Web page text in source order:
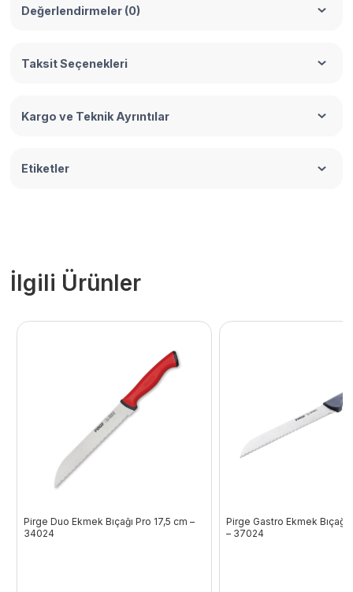
Değerlendirmeler (0)
Taksit Seçenekleri
Kargo ve Teknik Ayrıntılar
Etiketler
İlgili Ürünler
Pirge Duo Ekmek Bıçağı Pro 17,5 cm –
34024
Pirge Gastro Ekmek Bıçağı
– 37024